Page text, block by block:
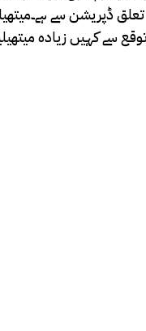
ڈپریشن سے
سے کہیں زیادہ